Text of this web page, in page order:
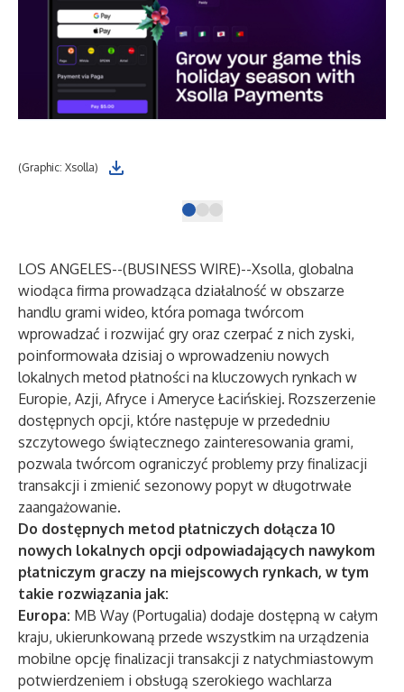
(Graphic: Xsolla)
LOS ANGELES--(BUSINESS WIRE)--Xsolla, globalna
wiodąca firma prowadząca działalność w obszarze
handlu grami wideo, która pomaga twórcom
wprowadzać i rozwijać gry oraz czerpać z nich zyski,
poinformowała dzisiaj o wprowadzeniu nowych
lokalnych metod płatności na kluczowych rynkach w
Europie, Azji, Afryce i Ameryce Łacińskiej. Rozszerzenie
dostępnych opcji, które następuje w przededniu
szczytowego świątecznego zainteresowania grami,
pozwala twórcom ograniczyć problemy przy finalizacji
transakcji i zmienić sezonowy popyt w długotrwałe
zaangażowanie.
Do dostępnych metod płatniczych dołącza 10
nowych lokalnych opcji odpowiadających nawykom
płatniczym graczy na miejscowych rynkach, w tym
takie rozwiązania jak:
Europa: MB Way (Portugalia) dodaje dostępną w całym
kraju, ukierunkowaną przede wszystkim na urządzenia
mobilne opcję finalizacji transakcji z natychmiastowym
potwierdzeniem i obsługą szerokiego wachlarza